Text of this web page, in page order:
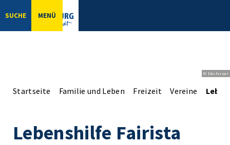
SUCHE MENÜ
© bbsferrari
Startseite Familie und Leben Freizeit Vereine
Lebenshilfe Fairista